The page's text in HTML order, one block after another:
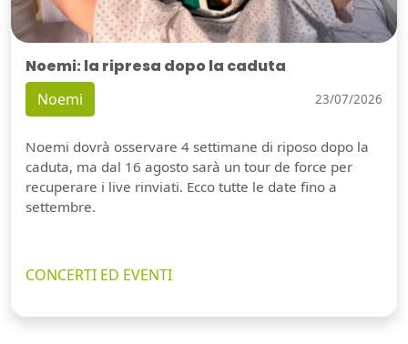
Noemi: la ripresa dopo la caduta
Noemi 23/07/2026
Noemi dovrà osservare 4 settimane di riposo dopo la
caduta, ma dal 16 agosto sarà un tour de force per
recuperare i live rinviati. Ecco tutte le date fino a
settembre.
CONCERTI ED EVENTI